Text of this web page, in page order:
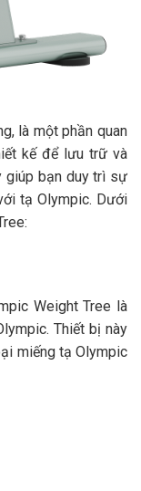
là một phần quan
kế để lưu trữ và
giúp bạn duy trì sự
tạ Olympic. Dưới
Weight Tree là
Thiết bị này
miếng tạ Olympic